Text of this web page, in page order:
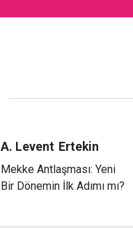
A. Levent Ertekin
Mekke Antlaşması: Yeni
Bir Dönemin İlk Adımı mı?